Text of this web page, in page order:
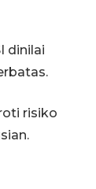
dinilai
risiko